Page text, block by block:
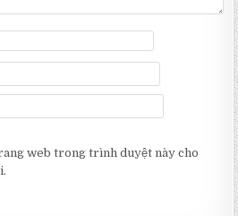
web trong trình duyệt này cho